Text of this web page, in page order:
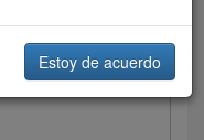
Estoy de acuerdo